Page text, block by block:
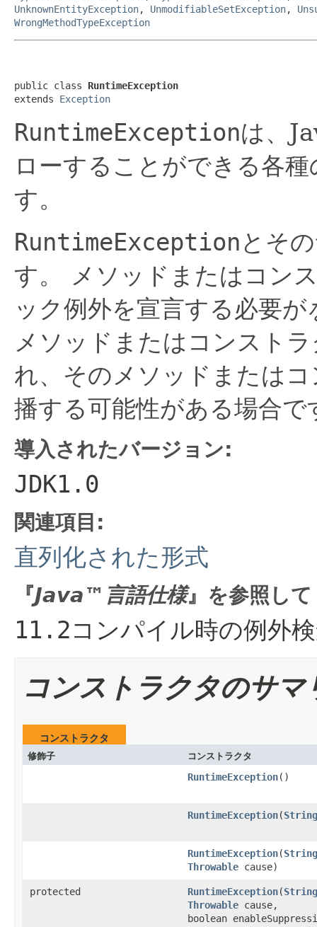
UnknownEntityException, UnmodifiableSetException,
WrongMethodTypeException
public class RuntimeException
extends Exception
RuntimeExceptionは、
ローすることができる各
す。
RuntimeException とそ
す。
メソッドまたはコン
ック例外を宣言する必要が
メソッドまたはコンスト
れ、そのメソッドまたは
播する可能性がある場合で
導入されたバージョン:
JDK1.0
関連項目:
直列化された形式
『Java™言語仕様』を参照し
11.2コンパイル時の例外
コンストラクタのサマ
コンストラクタ
修飾子 コンストラクタ
RuntimeException()
RuntimeException(String
RuntimeException(String
Throwable cause)
protected RuntimeException(String
Throwable cause,
boolean